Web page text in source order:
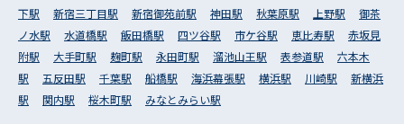
下駅
新宿三丁目駅 新宿御苑前駅 神田駅 秋葉原駅 上野駅
御茶
ノ水駅
水道橋駅 飯田橋駅 四ツ谷駅 市ケ谷駅 恵比寿駅
赤坂見
附駅
大手町駅 麹町駅 永田町駅 溜池山王駅 表参道駅
六本木
駅
五反田駅 千葉駅 船橋駅 海浜幕張駅 横浜駅 川崎駅
新横浜
駅
関内駅 桜木町駅 みなとみらい駅